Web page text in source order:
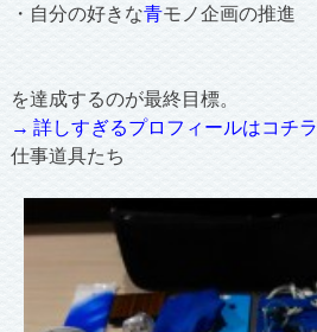
・自分の好きな青モノ企画の推進
を達成するのが最終目標。
→ 詳しすぎるプロフィールはコチラ
仕事道具たち